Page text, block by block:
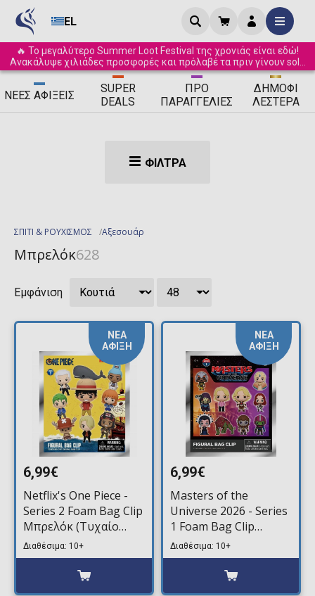
EL
🔥 Το μεγαλύτερο Summer Loot Festival της χρονιάς είναι εδώ!
Ανακάλυψε χιλιάδες προσφορές και πρόλαβέ τα πριν γίνουν sold
out! ☀️
ΝΈΕΣ ΑΦΊΞΕΙΣ
SUPER
DEALS
ΠΡΟ
ΠΑΡΑΓΓΕΛΊΕΣ
ΔΗΜΟΦΙ
ΛΈΣΤΕΡΑ
ΦΊΛΤΡΑ
ΣΠΙΤΙ & ΡΟΥΧΙΣΜΟΣ Αξεσουάρ
Μπρελόκ628
Εμφάνιση
ΝΕΑ
ΑΦΙΞΗ
6,99€
Netflix's One Piece -
Series 2 Foam Bag Clip
Μπρελόκ (Τυχαίο
Περιεχόμενο)
Διαθέσιμα: 10+
ΝΕΑ
ΑΦΙΞΗ
6,99€
Masters of the
Universe 2026 - Series
1 Foam Bag Clip
Μπρελόκ (Τυχαίο
Περιεχόμενο)
Διαθέσιμα: 10+